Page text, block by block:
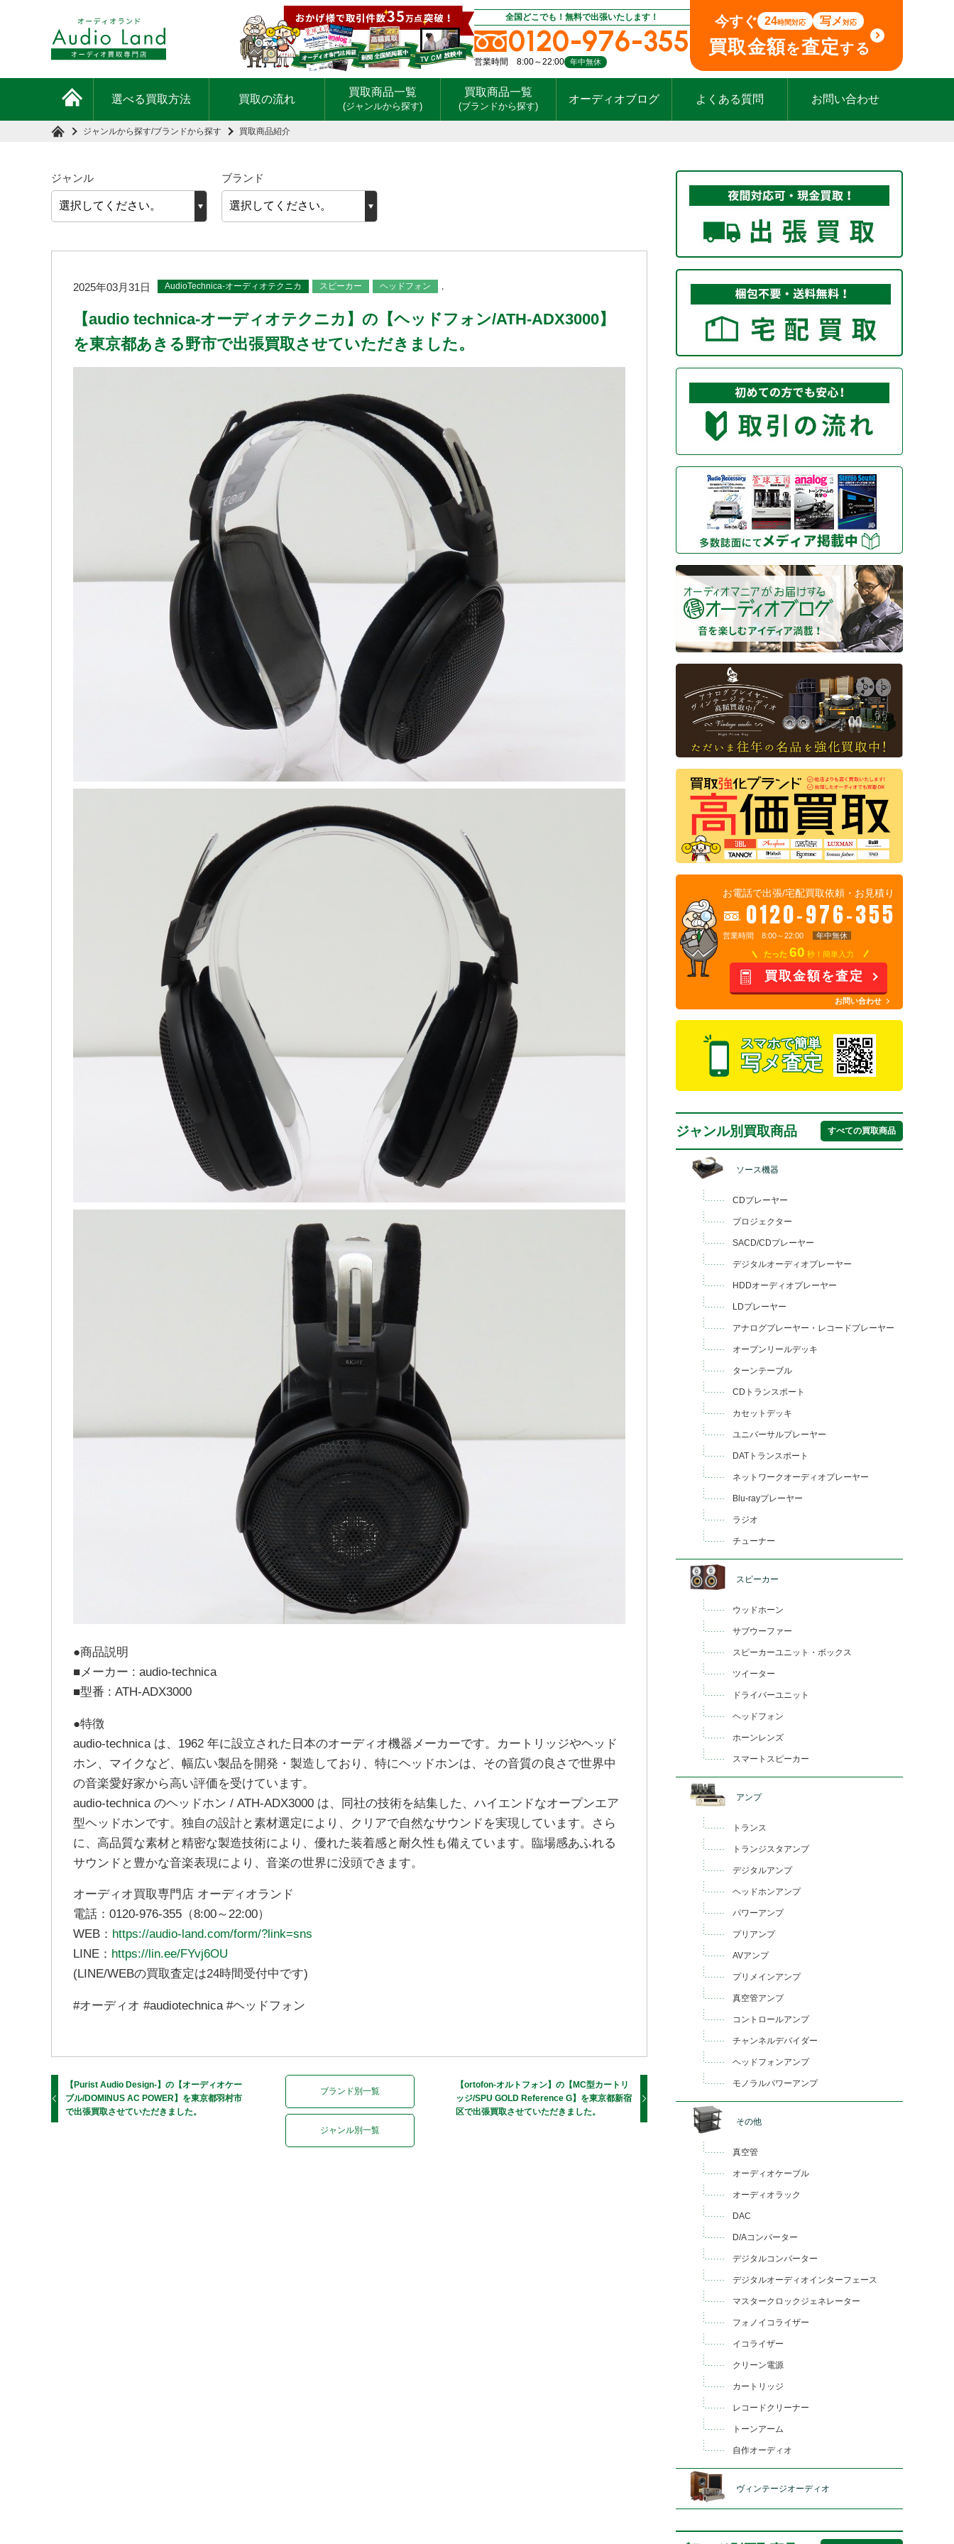
全国どこでも！無料で出張いたします！
0120-976-355
営業時間 8:00～22:00 年中無休
今すぐ 24時間対応 写メ対応
買取金額を査定する
選べる買取方法 買取の流れ
買取商品一覧
(ジャンルから探す)
買取商品一覧
(ブランドから探す)
オーディオブログ よくある質問 お問い合わせ
ジャンルから探す/ブランドから探す 買取商品紹介
ジャンル ブランド
2025年03月31日 AudioTechnica-オーディオテクニカ スピーカー ,
ヘッドフォン
【audio technica-オーディオテクニカ】の【ヘッドフォン/ATH-ADX3000】
を東京都あきる野市で出張買取させていただきました。
●商品説明
■メーカー : audio-technica
■型番 : ATH-ADX3000
●特徴
audio-technica は、1962 年に設立された日本のオーディオ機器メーカーです。カートリッジやヘッド
ホン、マイクなど、幅広い製品を開発・製造しており、特にヘッドホンは、その音質の良さで世界中
の音楽愛好家から高い評価を受けています。
audio-technica のヘッドホン / ATH-ADX3000 は、同社の技術を結集した、ハイエンドなオープンエア
型ヘッドホンです。独自の設計と素材選定により、クリアで自然なサウンドを実現しています。さら
に、高品質な素材と精密な製造技術により、優れた装着感と耐久性も備えています。臨場感あふれる
サウンドと豊かな音楽表現により、音楽の世界に没頭できます。
オーディオ買取専門店 オーディオランド
電話：0120-976-355（8:00～22:00）
WEB： https://audio-land.com/form/?link=sns
LINE： https://lin.ee/FYvj6OU
(LINE/WEBの買取査定は24時間受付中です)
#オーディオ #audiotechnica #ヘッドフォン
【ortofon-オルトフォン】の【MC型カートリ
ッジ/SPU GOLD Reference G】を東京都新宿
区で出張買取させていただきました。
【Purist Audio Design-】の【オーディオケー
ブル/DOMINUS AC POWER】を東京都羽村市
で出張買取させていただきました。
ブランド別一覧
ジャンル別一覧
お電話で出張/宅配買取依頼・お見積り
0120-976-355
営業時間 8:00～22:00 年中無休
たった 60 秒！簡単入力
買取金額を査定
お問い合わせ
スマホで簡単
写メ査定
ジャンル別買取商品 すべての買取商品
ソース機器
CDプレーヤー
プロジェクター
SACD/CDプレーヤー
デジタルオーディオプレーヤー
HDDオーディオプレーヤー
LDプレーヤー
アナログプレーヤー・レコードプレーヤー
オープンリールデッキ
ターンテーブル
CDトランスポート
カセットデッキ
ユニバーサルプレーヤー
DATトランスポート
ネットワークオーディオプレーヤー
Blu-rayプレーヤー
ラジオ
チューナー
スピーカー
ウッドホーン
サブウーファー
スピーカーユニット・ボックス
ツイーター
ドライバーユニット
ヘッドフォン
ホーンレンズ
スマートスピーカー
アンプ
トランス
トランジスタアンプ
デジタルアンプ
ヘッドホンアンプ
パワーアンプ
プリアンプ
AVアンプ
プリメインアンプ
真空管アンプ
コントロールアンプ
チャンネルデバイダー
ヘッドフォンアンプ
モノラルパワーアンプ
その他
真空管
オーディオケーブル
オーディオラック
DAC
D/Aコンバーター
デジタルコンバーター
デジタルオーディオインターフェース
マスタークロックジェネレーター
フォノイコライザー
イコライザー
クリーン電源
カートリッジ
レコードクリーナー
トーンアーム
自作オーディオ
ヴィンテージオーディオ